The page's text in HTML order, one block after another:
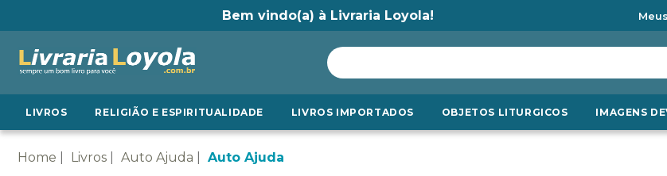
Bem vindo(a) à Livraria Loyola!
LIVROS RELIGIÃO E ESPIRITUALIDADE LIVROS IMPORTADOS OBJETOS LITURGICOS IMAGENS
Home Livros Auto Ajuda Auto Ajuda